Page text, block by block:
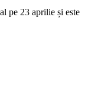
pe 23 aprilie și este